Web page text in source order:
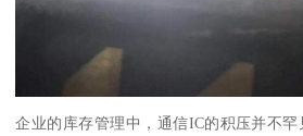
企业的库存管理中，通信IC的积压并不